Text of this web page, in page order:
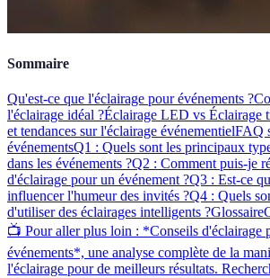
Sommaire
Qu'est-ce que l'éclairage pour événements ?
l'éclairage idéal ?Éclairage LED vs Éclairage
et tendances sur l'éclairage événementielFAQ
événementsQ1 : Quels sont les principaux
dans les événements ?Q2 : Comment puis-je
d'éclairage pour un événement ?Q3 : Est-ce
influencer l'humeur des invités ?Q4 : Quels
d'utiliser des éclairages intelligents ?Glossaire
📺 Pour aller plus loin : *Conseils d'éclairage
événements*, une analyse complète de la
l'éclairage pour de meilleurs résultats.